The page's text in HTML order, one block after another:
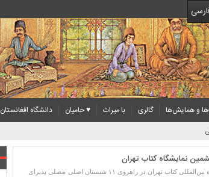
و همایش‌ها گالری با میراث ♥ حامیان
دانشگاه افغانستان
نمایشگاه کتاب تهران
مؤسسه پژوهشی میراث مکتوب در سی‌وششمین نمایشگاه بین‌المللی کتاب تهران در راهروی ۱۱ شبستان اصلی مصلی پذیرای